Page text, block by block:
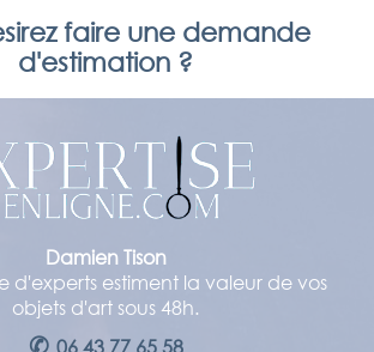
faire une demande
d'estimation ?
Damien Tison
d'experts estiment la valeur de vos
objets d'art sous 48h.
✆ 06 43 77 65 58